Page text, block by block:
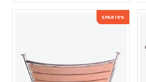
SPAR 15%